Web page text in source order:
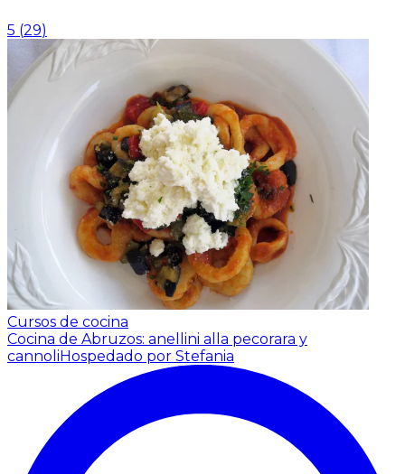
5 (29)
Cursos de cocina
Cocina de Abruzos: anellini alla pecorara y
cannoliHospedado por Stefania